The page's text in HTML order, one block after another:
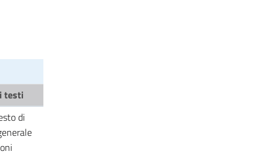
testi
di